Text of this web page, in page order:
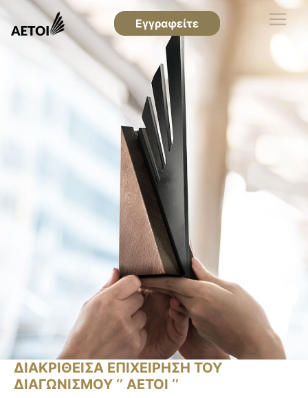
Εγγραφείτε
ΔΙΑΚΡΙΘΕΙΣΑ ΕΠΙΧΕΙΡΗΣΗ ΤΟΥ
ΔΙΑΓΩΝΙΣΜΟΥ ‘’ ΑΕΤΟΙ ‘’